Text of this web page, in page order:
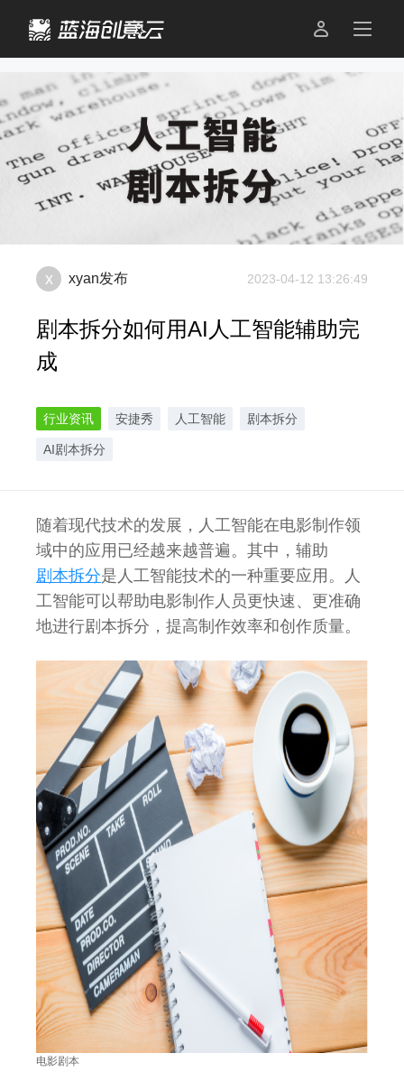

x xyan发布 2023-04-12 13:26:49
剧本拆分如何用AI人工智能辅助完
成
行业资讯 安捷秀 人工智能 剧本拆分
AI剧本拆分
随着现代技术的发展，人工智能在电影制作领
域中的应用已经越来越普遍。其中，辅助
剧本拆分是人工智能技术的一种重要应用。人
工智能可以帮助电影制作人员更快速、更准确
地进行剧本拆分，提高制作效率和创作质量。
电影剧本